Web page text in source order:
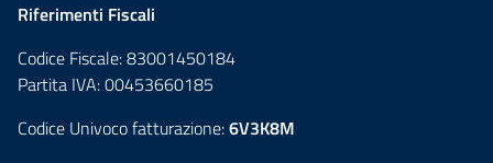
Riferimenti Fiscali
Codice Fiscale: 83001450184
Partita IVA: 00453660185
Codice Univoco fatturazione:6V3K8M